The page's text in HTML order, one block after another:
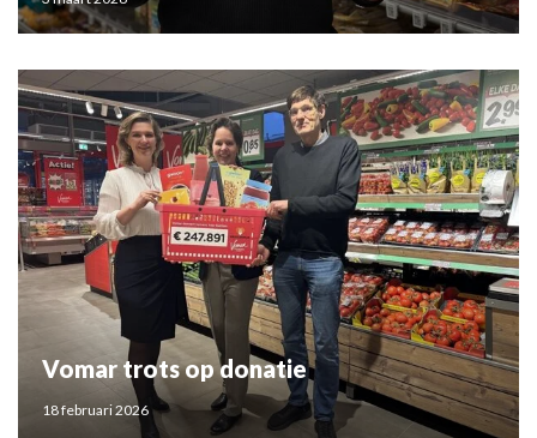
Vomar trots op donatie
18 februari 2026